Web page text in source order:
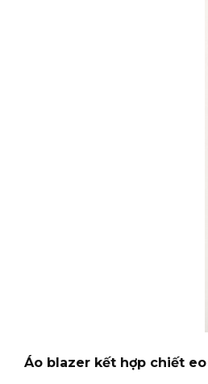
Áo blazer kết hợp chiết eo